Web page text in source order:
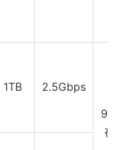
1TB 2.5Gbps
在